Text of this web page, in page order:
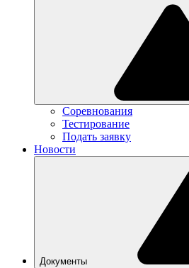
Соревнования
Тестирование
Подать заявку
Новости
Документы